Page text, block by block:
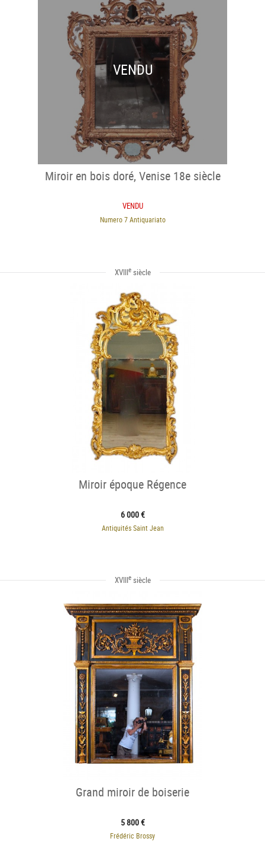
VENDU
Miroir en bois doré, Venise 18e siècle
VENDU
Numero 7 Antiquariato
XVIIIesiècle
Miroir époque Régence
6 000 €
Antiquités Saint Jean
XVIIIesiècle
Grand miroir de boiserie
5 800 €
Frédéric Brossy